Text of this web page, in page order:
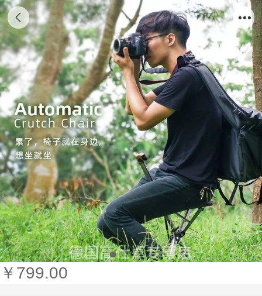
台湾Ta-Da台达拐杖椅子 老人拐杖 进口多功
能防滑手杖椅 老年人拐棍自动折叠椅 可以坐
露营板凳
￥799.00